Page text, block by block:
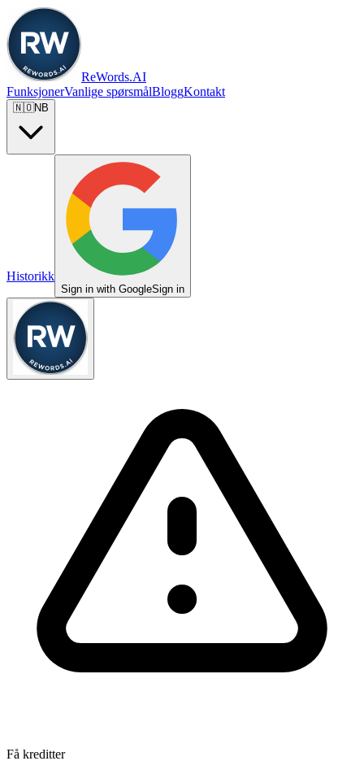
ReWords.AI
FunksjonerVanlige spørsmålBloggKontakt
🇳🇴NB
Historikk
Sign in with GoogleSign in
Få kreditter